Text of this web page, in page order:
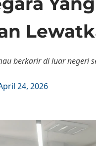
berkarir di luar negeri
24, 2026